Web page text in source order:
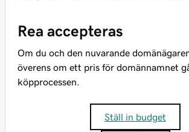
Rea accepteras
Om du och den nuvarande
överens om ett pris för domännamnet
köpprocessen.
Ställ in budget